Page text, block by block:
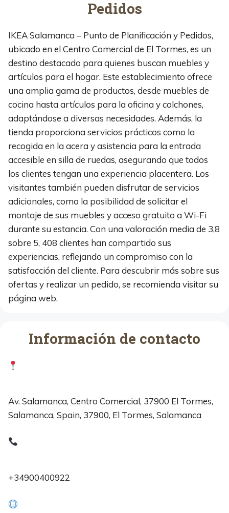
Pedidos
IKEA Salamanca – Punto de Planificación y Pedidos,
ubicado en el Centro Comercial de El Tormes, es un
destino destacado para quienes buscan muebles y
artículos para el hogar. Este establecimiento ofrece
una amplia gama de productos, desde muebles de
cocina hasta artículos para la oficina y colchones,
adaptándose a diversas necesidades. Además, la
tienda proporciona servicios prácticos como la
recogida en la acera y asistencia para la entrada
accesible en silla de ruedas, asegurando que todos
los clientes tengan una experiencia placentera. Los
visitantes también pueden disfrutar de servicios
adicionales, como la posibilidad de solicitar el
montaje de sus muebles y acceso gratuito a Wi-Fi
durante su estancia. Con una valoración media de 3,8
sobre 5, 408 clientes han compartido sus
experiencias, reflejando un compromiso con la
satisfacción del cliente. Para descubrir más sobre sus
ofertas y realizar un pedido, se recomienda visitar su
página web.
Información de contacto
Av. Salamanca, Centro Comercial, 37900 El Tormes,
Salamanca, Spain, 37900, El Tormes, Salamanca
+34900400922